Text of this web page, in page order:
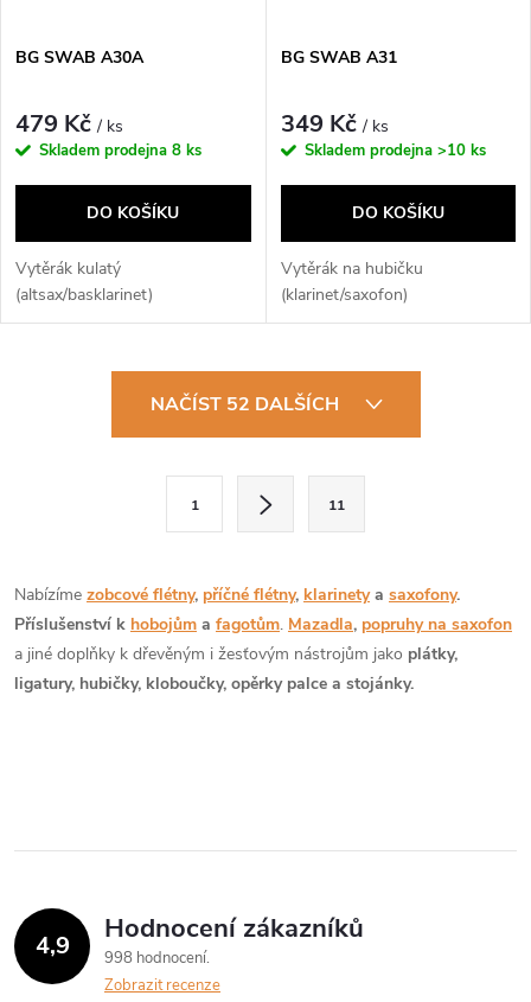
BG SWAB A30A
479 Kč/ ks
Skladem prodejna 8 ks
DO KOŠÍKU
Vytěrák kulatý
(altsax/basklarinet)
BG SWAB A31
349 Kč/ ks
Skladem prodejna >10 ks
DO KOŠÍKU
Vytěrák na hubičku
(klarinet/saxofon)
d
a
c
v
k
y
NAČÍST 52 DALŠÍCH
á
n
k
o
1 11
Nabízíme zobcové flétny, příčné flétny, klarinetya saxofony.
Příslušenství k hobojům a fagotům. Mazadla, popruhy na saxofon
a jiné doplňky k dřevěným i žesťovým nástrojům jako plátky,
ligatury, hubičky, kloboučky, opěrky palce a stojánky.
4,9 Hodnocení zákazníků
998 hodnocení
Zobrazit recenze